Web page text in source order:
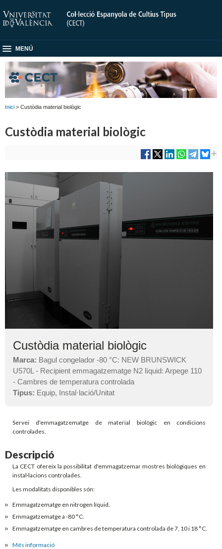
MENÚ
Inici > Custòdia material biològic
Custòdia material biològic
Custòdia material biològic
Marca: Bagul congelador -80 °C: NEW BRUNSWICK
U570L - Recipient emmagatzematge N2 líquid: Arpege 110
- Cambres de temperatura controlada
Tipus: Equip, Instal·lació/Unitat
Servei d'emmagatzematge de material biològic en condicions
controlades.
Descripció
La CECT ofereix la possibilitat d'emmagatzemar mostres biològiques en
instal·lacions controlades.
Les modalitats disponibles són:
Emmagatzematge en nitrogen líquid.
Emmagatzematge a -80 °C.
Emmagatzematge en cambres de temperatura controlada de 7, 10 i 18 °C.
Més informació